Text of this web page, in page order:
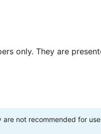
only. They are
not recommended for